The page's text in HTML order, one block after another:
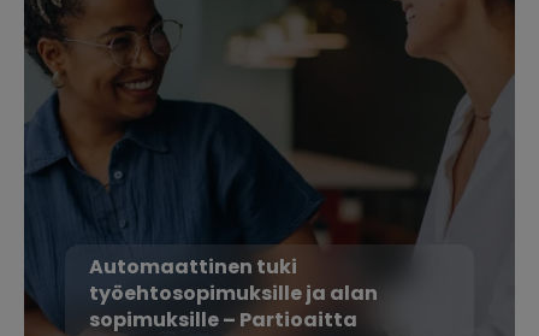
Automaattinen tuki
työehtosopimuksille ja alan
sopimuksille – Partioaitta